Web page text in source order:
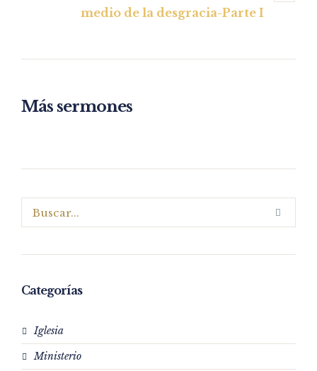
medio de la desgracia-Parte I
Más sermones
Categorías
Iglesia
Ministerio